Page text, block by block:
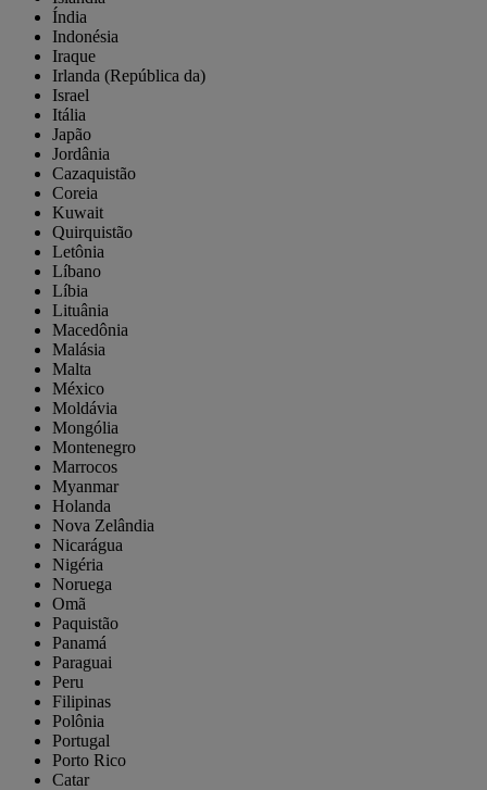
Índia
Indonésia
Iraque
Irlanda (República da)
Israel
Itália
Japão
Jordânia
Cazaquistão
Coreia
Kuwait
Quirquistão
Letônia
Líbano
Líbia
Lituânia
Macedônia
Malásia
Malta
México
Moldávia
Mongólia
Montenegro
Marrocos
Myanmar
Holanda
Nova Zelândia
Nicarágua
Nigéria
Noruega
Omã
Paquistão
Panamá
Paraguai
Peru
Filipinas
Polônia
Portugal
Porto Rico
Catar